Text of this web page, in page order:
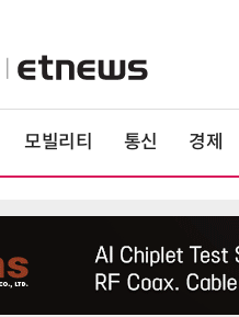
모빌리티 통신 경제